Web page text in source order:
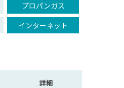
プロパンガス
インターネット
詳細